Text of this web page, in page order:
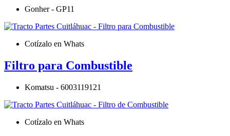
Gonher - GP11
Cotízalo en Whats
Filtro para Combustible
Komatsu - 6003119121
Cotízalo en Whats